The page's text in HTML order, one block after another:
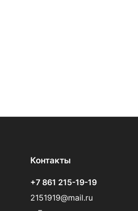
Контакты
+7 861 215-19-19
2151919@mail.ru